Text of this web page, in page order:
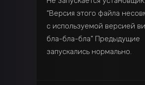
“Версия этого файла
с используемой версией
бла-бла-бла” Предыдущие
запускались нормально.